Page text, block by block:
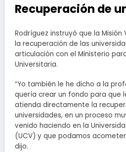
Recuperación de
Rodríguez instruyó que la Misión
la recuperación de las
articulación con el Ministerio
Universitaria.
“Yo también le he dicho a la
quería crear un fondo para que
atienda directamente la
universidades, en un proceso
venido haciendo en la
(UCV) y que podamos
dijo.